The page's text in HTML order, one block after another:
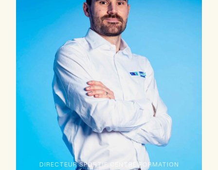
DIRECTEUR SPORTIF CENTRE FORMATION